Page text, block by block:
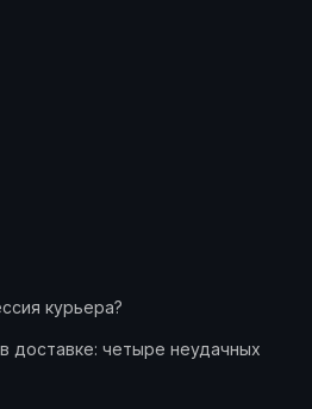
курьера?
доставке: четыре неудачных